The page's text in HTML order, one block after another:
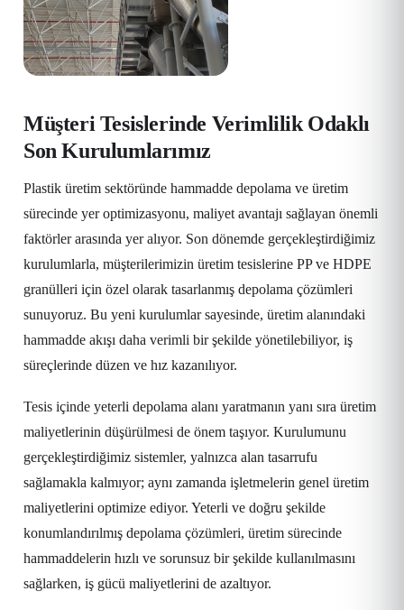
Müşteri Tesislerinde Verimlilik Odaklı
Son Kurulumlarımız
Plastik üretim sektöründe hammadde depolama ve üretim
sürecinde yer optimizasyonu, maliyet avantajı sağlayan önemli
faktörler arasında yer alıyor. Son dönemde gerçekleştirdiğimiz
kurulumlarla, müşterilerimizin üretim tesislerine PP ve HDPE
granülleri için özel olarak tasarlanmış depolama çözümleri
sunuyoruz. Bu yeni kurulumlar sayesinde, üretim alanındaki
hammadde akışı daha verimli bir şekilde yönetilebiliyor, iş
süreçlerinde düzen ve hız kazanılıyor.
Tesis içinde yeterli depolama alanı yaratmanın yanı sıra üretim
maliyetlerinin düşürülmesi de önem taşıyor. Kurulumunu
gerçekleştirdiğimiz sistemler, yalnızca alan tasarrufu
sağlamakla kalmıyor; aynı zamanda işletmelerin genel üretim
maliyetlerini optimize ediyor. Yeterli ve doğru şekilde
konumlandırılmış depolama çözümleri, üretim sürecinde
hammaddelerin hızlı ve sorunsuz bir şekilde kullanılmasını
sağlarken, iş gücü maliyetlerini de azaltıyor.